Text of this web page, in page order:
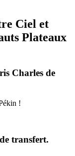
Ciel et
Plateaux
Charles de
!
transfert.